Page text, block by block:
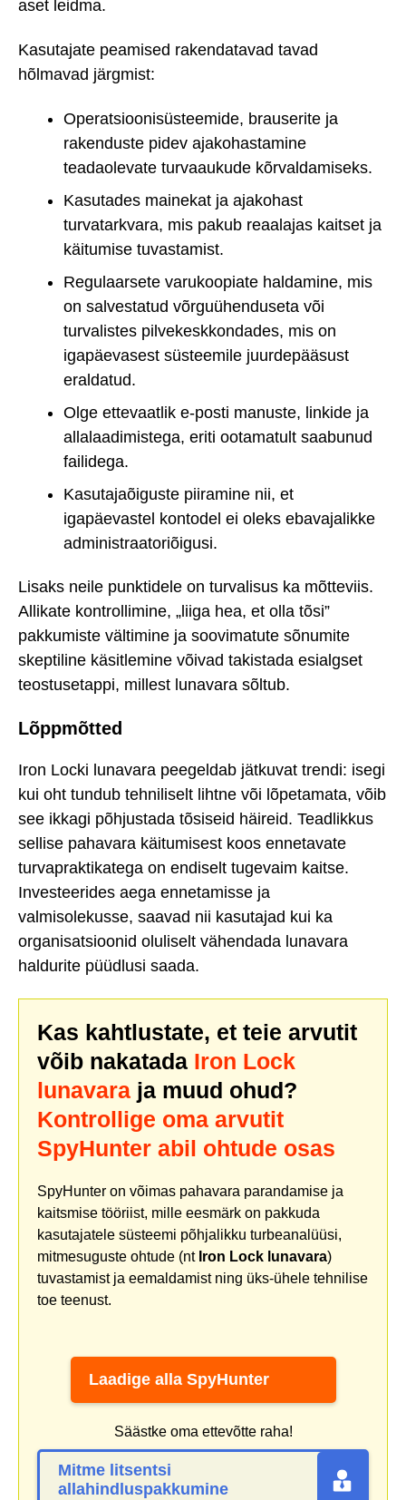
aset leidma.
Kasutajate peamised rakendatavad tavad
hõlmavad järgmist:
Operatsioonisüsteemide, brauserite ja
rakenduste pidev ajakohastamine
teadaolevate turvaaukude kõrvaldamiseks.
Kasutades mainekat ja ajakohast
turvatarkvara, mis pakub reaalajas kaitset ja
käitumise tuvastamist.
Regulaarsete varukoopiate haldamine, mis
on salvestatud võrguühenduseta või
turvalistes pilvekeskkondades, mis on
igapäevasest süsteemile juurdepääsust
eraldatud.
Olge ettevaatlik e-posti manuste, linkide ja
allalaadimistega, eriti ootamatult saabunud
failidega.
Kasutajaõiguste piiramine nii, et
igapäevastel kontodel ei oleks ebavajalikke
administraatoriõigusi.
Lisaks neile punktidele on turvalisus ka mõtteviis.
Allikate kontrollimine, „liiga hea, et olla tõsi”
pakkumiste vältimine ja soovimatute sõnumite
skeptiline käsitlemine võivad takistada esialgset
teostusetappi, millest lunavara sõltub.
Lõppmõtted
Iron Locki lunavara peegeldab jätkuvat trendi: isegi
kui oht tundub tehniliselt lihtne või lõpetamata, võib
see ikkagi põhjustada tõsiseid häireid. Teadlikkus
sellise pahavara käitumisest koos ennetavate
turvapraktikatega on endiselt tugevaim kaitse.
Investeerides aega ennetamisse ja
valmisolekusse, saavad nii kasutajad kui ka
organisatsioonid oluliselt vähendada lunavara
haldurite püüdlusi saada.
Kas kahtlustate, et teie arvutit
võib nakatada Iron Lock
lunavara ja muud ohud?
Kontrollige oma arvutit
SpyHunter abil ohtude osas
SpyHunter on võimas pahavara parandamise ja
kaitsmise tööriist, mille eesmärk on pakkuda
kasutajatele süsteemi põhjalikku turbeanalüüsi,
mitmesuguste ohtude (nt Iron Lock lunavara)
tuvastamist ja eemaldamist ning üks-ühele tehnilise
toe teenust.
Laadige alla SpyHunter
Säästke oma ettevõtte raha!
Mitme litsentsi
allahindluspakkumine